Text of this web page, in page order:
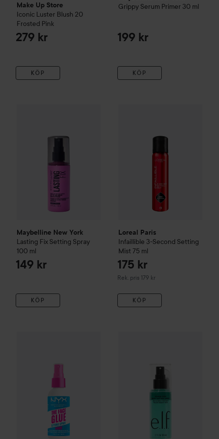
Make Up Store
Iconic Luster Blush 20
Frosted Pink
279 kr
KÖP
Grippy Serum Primer 30 ml
199 kr
KÖP
Maybelline New York
Lasting Fix Setting Spray
100 ml
149 kr
KÖP
Loreal Paris
Infaillible 3-Second Setting
Mist 75 ml
175 kr
Rek. pris 179 kr
Rekommenderat pris 179 kr
KÖP